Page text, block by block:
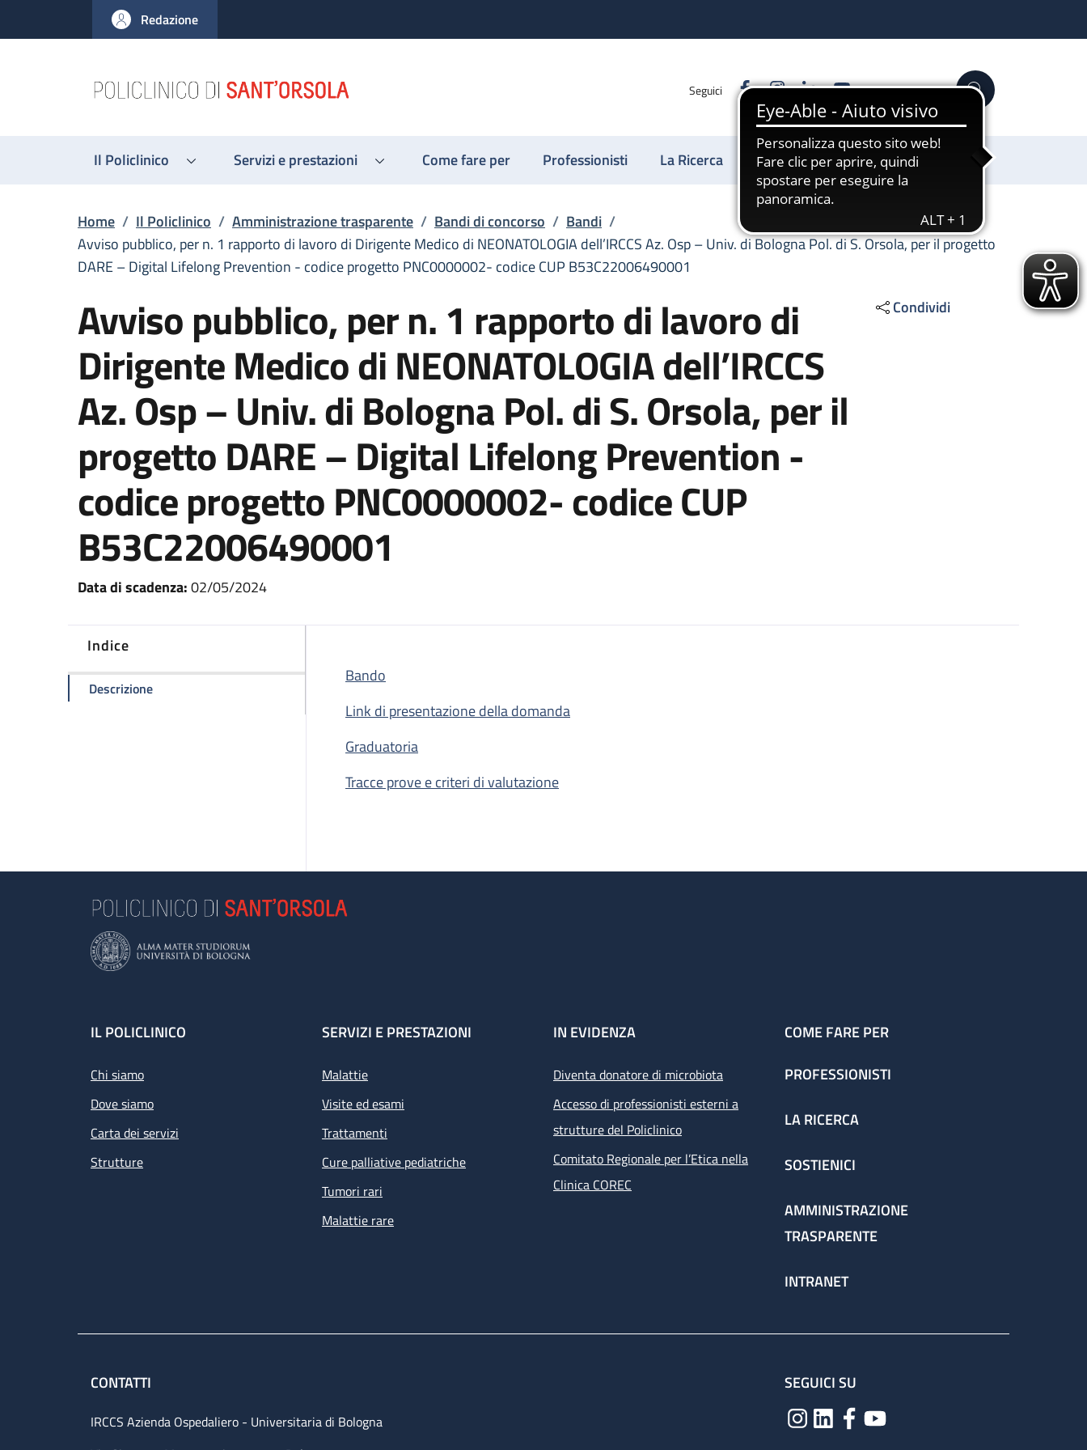
al contenuto principale
to footer content
Redazione
Seguici FacebookInstagram
LinkedinYouTube Cerca
Il Policlinico Servizi e prestazioni Come fare per Professionisti La Ricerca Sostienici
Briciole di pane
Home / Il Policlinico / Amministrazione trasparente / Bandi di concorso / Bandi /
Avviso pubblico, per n. 1 rapporto di lavoro di Dirigente Medico di NEONATOLOGIA dell’IRCCS Az. Osp – Univ. di Bologna Pol. di S. Orsola, per il progetto
DARE – Digital Lifelong Prevention - codice progetto PNC0000002- codice CUP B53C22006490001
Avviso pubblico, per n. 1 rapporto di lavoro di
Dirigente Medico di NEONATOLOGIA dell’IRCCS
Az. Osp – Univ. di Bologna Pol. di S. Orsola, per il
progetto DARE – Digital Lifelong Prevention -
codice progetto PNC0000002- codice CUP
B53C22006490001
Data di scadenza:02/05/2024
Condividi
Indice
Descrizionedella pagina Avviso pubblico, per n. 1 rapporto di lavoro di Dirigente Medico di NEONATOLOGIA dell’IRCCS Az. Osp – Univ. di Bologna Pol. di S. Orsola, per il
Bando
Link di presentazione della domanda
Graduatoria
Tracce prove e criteri di valutazione
Footer
IL POLICLINICO
Chi siamo
Dove siamo
Carta dei servizi
Strutture
SERVIZI E PRESTAZIONI
Malattie
Visite ed esami
Trattamenti
Cure palliative pediatriche
Tumori rari
Malattie rare
IN EVIDENZA
Diventa donatore di microbiota
Accesso di professionisti esterni a
strutture del Policlinico
Comitato Regionale per l’Etica nella
Clinica COREC
COME FARE PER
PROFESSIONISTI
LA RICERCA
SOSTIENICI
AMMINISTRAZIONE
TRASPARENTE
INTRANET
CONTATTI
IRCCS Azienda Ospedaliero - Universitaria di Bologna
SEGUICI SU